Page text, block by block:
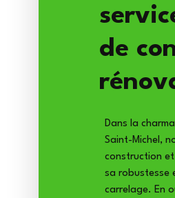
de
Dans la
Saint-Michel,
construction
sa robustesse
carrelage. En